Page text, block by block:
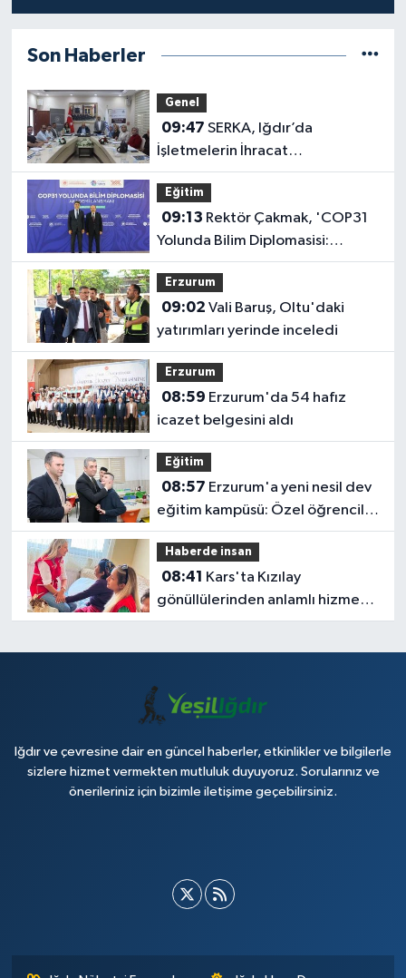
Son Haberler
Genel
09:47
İşletmelerin İhracat
Kapasitesinin Geliştirilmesine
Destek Sağladı
Eğitim
09:13
Yolunda Bilim Diplomasisi:
Akademi Lansmanı' Programına
Katıldı
Erzurum
09:02
yatırımları yerinde inceledi
Erzurum
08:59
icazet belgesini aldı
Eğitim
08:57
eğitim kampüsü: Özel öğrenciler
geleceğe burada hazırlanacak
Haberde insan
08:41
gönüllülerinden anlamlı hizmet:
Evde bakım hareketiyle
Iğdır ve çevresine dair en güncel haberler, etkinlikler ve bilgilerle
sizlere hizmet vermekten mutluluk duyuyoruz. Sorularınız ve
önerileriniz için bizimle iletişime geçebilirsiniz.